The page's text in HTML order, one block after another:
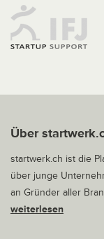
Über
startwerk.ch ist die
über junge
an Gründer aller
weiterlesen